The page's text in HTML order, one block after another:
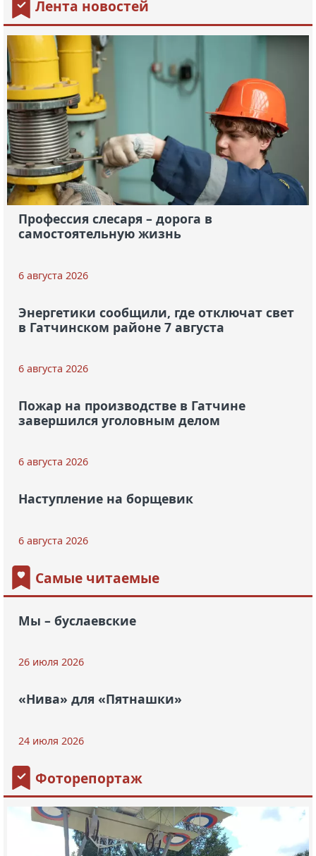
Лента новостей
Профессия слесаря – дорога в
самостоятельную жизнь
6 августа 2026
Энергетики сообщили, где отключат свет
в Гатчинском районе 7 августа
6 августа 2026
Пожар на производстве в Гатчине
завершился уголовным делом
6 августа 2026
Наступление на борщевик
6 августа 2026
Самые читаемые
Мы – буслаевские
26 июля 2026
«Нива» для «Пятнашки»
24 июля 2026
Фоторепортаж